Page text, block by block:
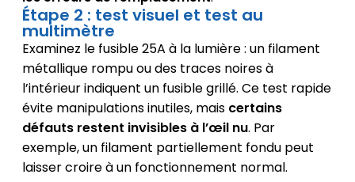
Étape 2 : test visuel et test au
multimètre
Examinez le fusible 25A à la lumière : un filament
métallique rompu ou des traces noires à
l’intérieur indiquent un fusible grillé. Ce test rapide
évite manipulations inutiles, mais certains
défauts restent invisibles à l’œil nu. Par
exemple, un filament partiellement fondu peut
laisser croire à un fonctionnement normal.